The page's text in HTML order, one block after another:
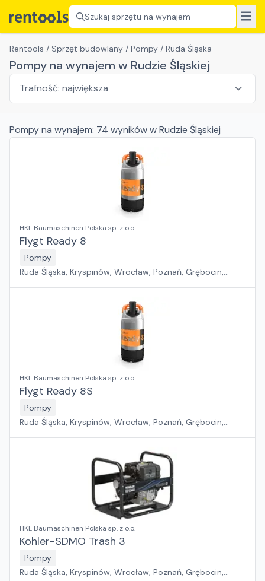
Szukaj sprzętu na wynajem
Rentools / Sprzęt budowlany / Pompy / Ruda Śląska
Pompy na wynajem w Rudzie Śląskiej
Pompyna wynajem: 74 wynikóww Rudzie Śląskiej
HKL Baumaschinen Polska sp. z o.o.
Flygt Ready 8
Pompy
Ruda Śląska, Kryspinów, Wrocław, Poznań, Grębocin,
HKL Baumaschinen Polska sp. z o.o.
Flygt Ready 8S
Pompy
Ruda Śląska, Kryspinów, Wrocław, Poznań, Grębocin,
HKL Baumaschinen Polska sp. z o.o.
Kohler-SDMO Trash 3
Pompy
Ruda Śląska, Kryspinów, Wrocław, Poznań, Grębocin,